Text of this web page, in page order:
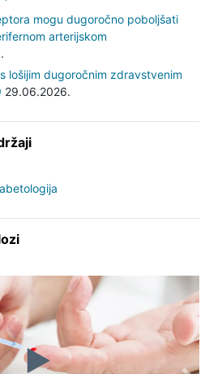
mogu dugoročno poboljšati
arterijskom
lošijim dugoročnim zdravstvenim
29.06.2026.